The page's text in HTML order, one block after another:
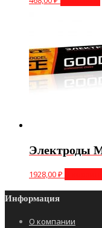
Электроды
1928,00₽
Информация
О компании